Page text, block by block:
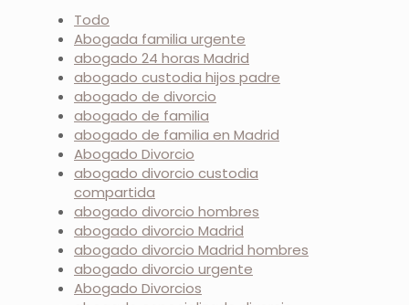
Todo
Abogada familia urgente
abogado 24 horas Madrid
abogado custodia hijos padre
abogado de divorcio
abogado de familia
abogado de familia en Madrid
Abogado Divorcio
abogado divorcio custodia
compartida
abogado divorcio hombres
abogado divorcio Madrid
abogado divorcio Madrid hombres
abogado divorcio urgente
Abogado Divorcios